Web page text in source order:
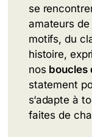
se ren
amateurs
motifs, du
histoire,
nos boucles
statement
s‘adapte à
faites de